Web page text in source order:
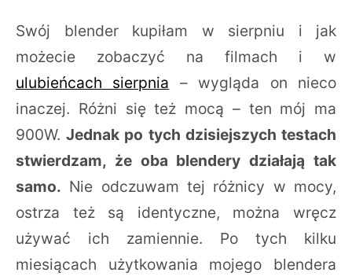
Swój blender kupiłam w sierpniu i jak
możecie zobaczyć na filmach i w
ulubieńcach sierpnia – wygląda on nieco
inaczej. Różni się też mocą – ten mój ma
900W.Jednak po tych dzisiejszych testach
stwierdzam, że oba blendery działają tak
samo. Nie odczuwam tej różnicy w mocy,
ostrza też są identyczne, można wręcz
używać ich zamiennie. Po tych kilku
miesiącach użytkowania mojego blendera